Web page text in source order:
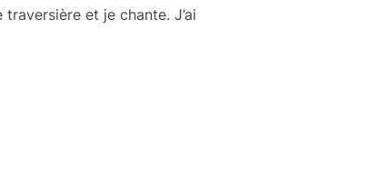
et je chante. J’ai
»: LAURANNE »